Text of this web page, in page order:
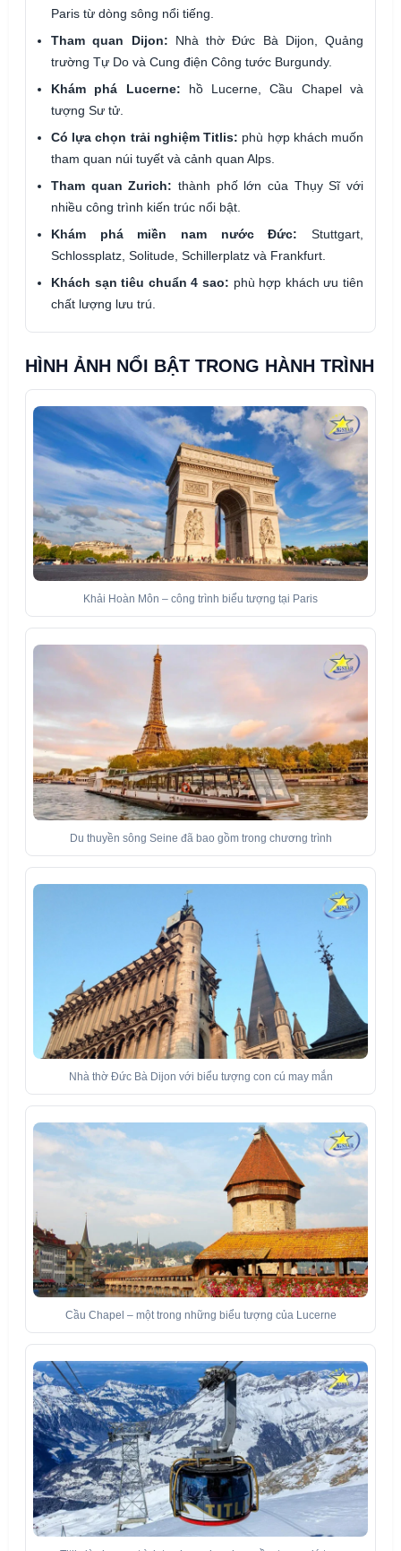
Paris từ dòng sông nổi tiếng.
Tham quan Dijon: Nhà thờ Đức Bà Dijon, Quảng
trường Tự Do và Cung điện Công tước Burgundy.
Khám phá Lucerne: hồ Lucerne, Cầu Chapel và
tượng Sư tử.
Có lựa chọn trải nghiệm Titlis: phù hợp khách muốn
tham quan núi tuyết và cảnh quan Alps.
Tham quan Zurich: thành phố lớn của Thụy Sĩ với
nhiều công trình kiến trúc nổi bật.
Khám phá miền nam nước Đức: Stuttgart,
Schlossplatz, Solitude, Schillerplatz và Frankfurt.
Khách sạn tiêu chuẩn 4 sao: phù hợp khách ưu tiên
chất lượng lưu trú.
HÌNH ẢNH NỔI BẬT TRONG HÀNH TRÌNH
Khải Hoàn Môn – công trình biểu tượng tại Paris
Du thuyền sông Seine đã bao gồm trong chương trình
Nhà thờ Đức Bà Dijon với biểu tượng con cú may mắn
Cầu Chapel – một trong những biểu tượng của Lucerne